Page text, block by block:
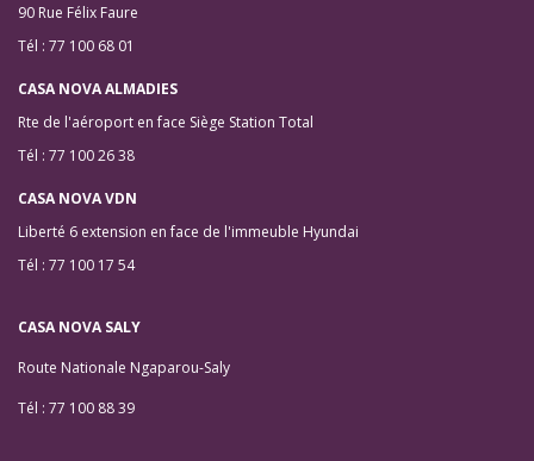
90 Rue Félix Faure
Tél : 77 100 68 01
CASA NOVA ALMADIES
Rte de l'aéroport en face Siège Station Total
Tél : 77 100 26 38
CASA NOVA VDN
Liberté 6 extension en face de l'immeuble Hyundai
Tél : 77 100 17 54
CASA NOVA SALY
Route Nationale Ngaparou-Saly
Tél : 77 100 88 39